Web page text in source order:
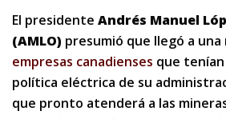
El presidente Andrés Manuel
(AMLO) presumió que llegó a una
empresas canadienses que
política eléctrica de su
que pronto atenderá a las